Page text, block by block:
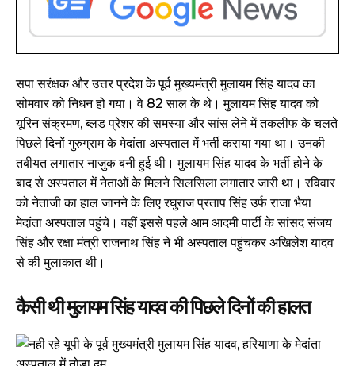
सपा सरंक्षक और उत्तर प्रदेश के पूर्व मुख्यमंत्री मुलायम सिंह यादव का
सोमवार को निधन हो गया। वे 82 साल के थे। मुलायम सिंह यादव को
यूरिन संक्रमण, ब्लड प्रेशर की समस्या और सांस लेने में तकलीफ के चलते
पिछले दिनों गुरुग्राम के मेदांता अस्पताल में भर्ती कराया गया था। उनकी
तबीयत लगातार नाजुक बनी हुई थी। मुलायम सिंह यादव के भर्ती होने के
बाद से अस्पताल में नेताओं के मिलने सिलसिला लगातार जारी था। रविवार
को नेताजी का हाल जानने के लिए रघुराज प्रताप सिंह उर्फ राजा भैया
मेदांता अस्पताल पहुंचे। वहीं इससे पहले आम आदमी पार्टी के सांसद संजय
सिंह और रक्षा मंत्री राजनाथ सिंह ने भी अस्पताल पहुंचकर अखिलेश यादव
से की मुलाकात थी।
कैसी थी मुलायम सिंह यादव की पिछले दिनों की हालत